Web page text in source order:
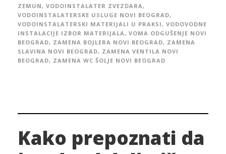
ZEMUN, VODOINSTALATER ZVEZDARA,
VODOINSTALATERSKE USLUGE NOVI BEOGRAD,
VODOINSTALATERSKI MATERIJALI U PRAKSI, VODOVODNE
INSTALACIJE IZBOR MATERIJALA, VOMA ODGUŠENJE NOVI
BEOGRAD, ZAMENA BOJLERA NOVI BEOGRAD, ZAMENA
SLAVINA NOVI BEOGRAD, ZAMENA VENTILA NOVI
BEOGRAD, ZAMENA WC ŠOLJE NOVI BEOGRAD
Kako prepoznati da